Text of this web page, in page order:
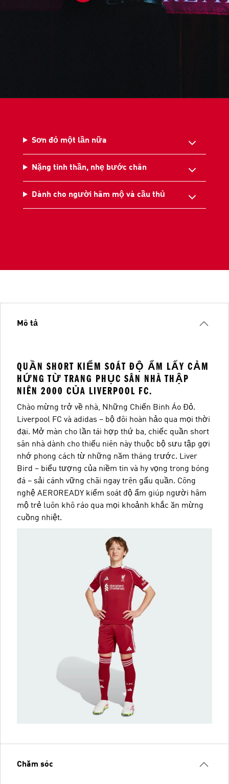
Sơn đỏ một lần nữa
Nặng tinh thần, nhẹ bước chân
Dành cho người hâm mộ và cầu thủ
Mô tả
QUẦN SHORT KIỂM SOÁT ĐỘ ẨM LẤY CẢM
HỨNG TỪ TRANG PHỤC SÂN NHÀ THẬP
NIÊN 2000 CỦA LIVERPOOL FC.
Chào mừng trở về nhà, Những Chiến Binh Áo Đỏ.
Liverpool FC và adidas – bộ đôi hoàn hảo qua mọi thời
đại. Mở màn cho lần tái hợp thứ ba, chiếc quần short
sân nhà dành cho thiếu niên này thuộc bộ sưu tập gợi
nhớ phong cách từ những năm tháng trước. Liver
Bird – biểu tượng của niềm tin và hy vọng trong bóng
đá – sải cánh vững chãi ngay trên gấu quần. Công
nghệ AEROREADY kiểm soát độ ẩm giúp người hâm
mộ trẻ luôn khô ráo qua mọi khoảnh khắc ăn mừng
cuồng nhiệt.
Chăm sóc